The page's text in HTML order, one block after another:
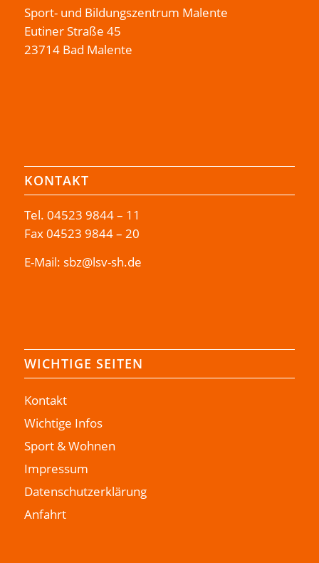
Sport- und Bildungszentrum Malente
Eutiner Straße 45
23714 Bad Malente
KONTAKT
Tel. 04523 9844 – 11
Fax 04523 9844 – 20
E-Mail: sbz@lsv-sh.de
WICHTIGE SEITEN
Kontakt
Wichtige Infos
Sport & Wohnen
Impressum
Datenschutzerklärung
Anfahrt